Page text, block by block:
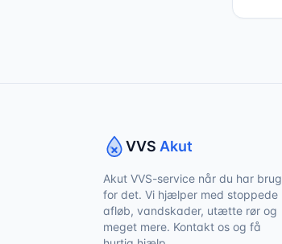
VVS Akut
Akut VVS-service når du har brug
for det. Vi hjælper med stoppede
afløb, vandskader, utætte rør og
meget mere. Kontakt os og få